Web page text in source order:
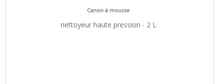
Canon à mousse
nettoyeur haute pression - 2 L